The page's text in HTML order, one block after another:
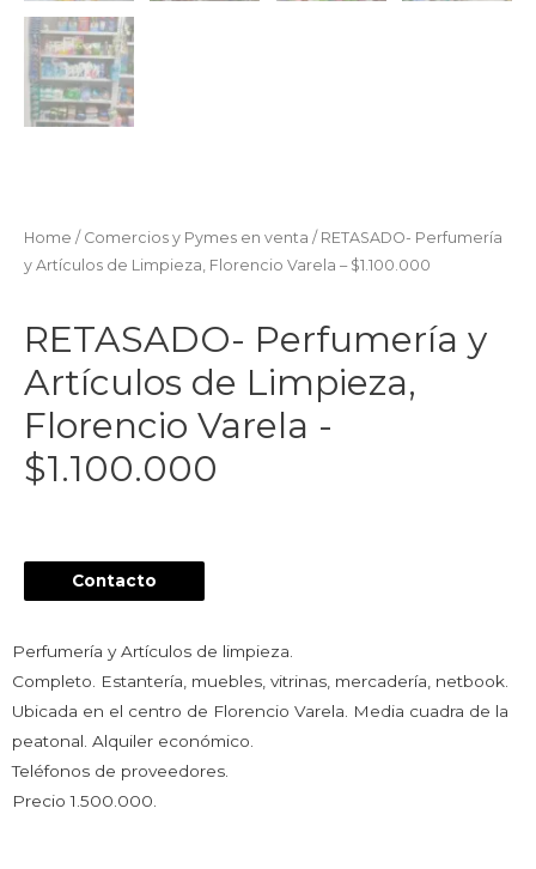
Home / Comercios y Pymes en venta / RETASADO- Perfumería
y Artículos de Limpieza, Florencio Varela – $1.100.000
RETASADO- Perfumería y
Artículos de Limpieza,
Florencio Varela -
$1.100.000
Contacto
Perfumería y Artículos de limpieza.
Completo. Estantería, muebles, vitrinas, mercadería, netbook.
Ubicada en el centro de Florencio Varela. Media cuadra de la
peatonal. Alquiler económico.
Teléfonos de proveedores.
Precio 1.500.000.